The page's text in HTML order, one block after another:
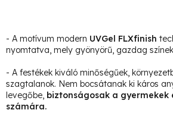
- A motívum modern UVGel FLXfinish
nyomtatva, mely gyönyörű, gazdag
- A festékek kiváló minőségűek,
szagtalanok. Nem bocsátanak ki káros
levegőbe, biztonságosak a gyermekek
számára.